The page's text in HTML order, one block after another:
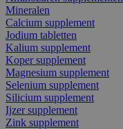
Mineralen
Calcium supplement
Jodium tabletten
Kalium supplement
Koper supplement
Magnesium supplement
Selenium supplement
Silicium supplement
Ijzer supplement
Zink supplement